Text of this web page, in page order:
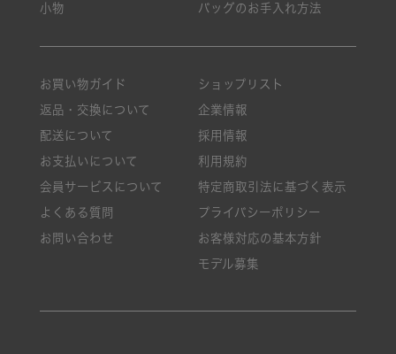
小物 バッグのお手入れ方法
お買い物ガイド
返品・交換について
配送について
お支払いについて
会員サービスについて
よくある質問
お問い合わせ
ショップリスト
企業情報
採用情報
利用規約
特定商取引法に基づく表示
プライバシーポリシー
お客様対応の基本方針
モデル募集